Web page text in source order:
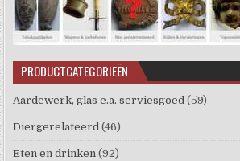
PRODUCTCATEGORIEËN
Aardewerk, glas e.a. serviesgoed (59)
Diergerelateerd (46)
Eten en drinken (92)